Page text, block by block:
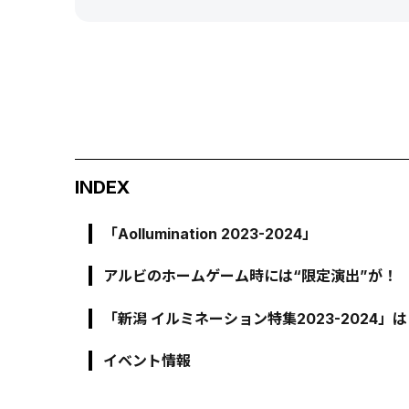
INDEX
「Aollumination 2023-2024」
アルビのホームゲーム時には“限定演出”が！
「新潟 イルミネーション特集2023-2024」
イベント情報